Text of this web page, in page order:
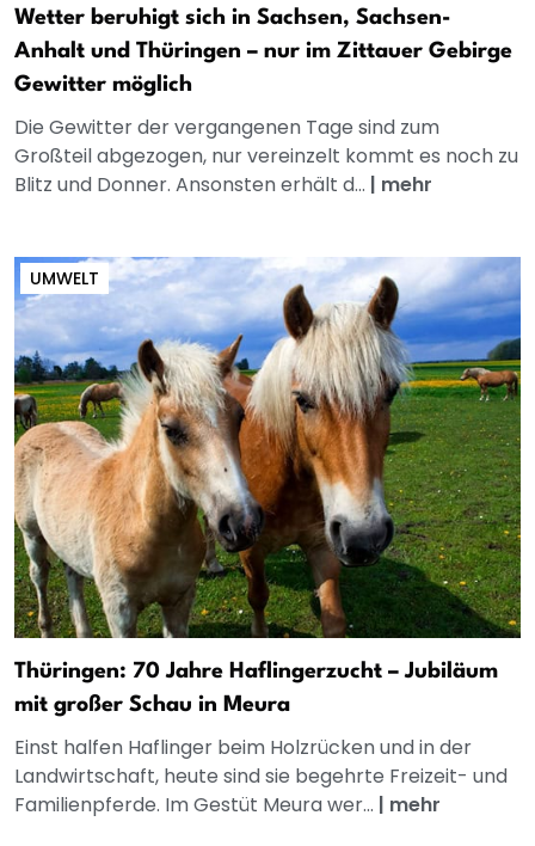
Wetter beruhigt sich in Sachsen, Sachsen-
Anhalt und Thüringen – nur im Zittauer Gebirge
Gewitter möglich
Die Gewitter der vergangenen Tage sind zum
Großteil abgezogen, nur vereinzelt kommt es noch zu
Blitz und Donner. Ansonsten erhält d... | mehr
UMWELT
Thüringen: 70 Jahre Haflingerzucht – Jubiläum
mit großer Schau in Meura
Einst halfen Haflinger beim Holzrücken und in der
Landwirtschaft, heute sind sie begehrte Freizeit- und
Familienpferde. Im Gestüt Meura wer... | mehr